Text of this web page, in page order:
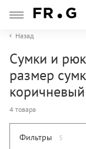
Назад
Сумки и
размер
коричневый
4 товара
Фильтры 5